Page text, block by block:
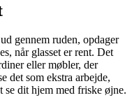
gennem ruden, opdager
når glasset er rent. Det
eller møbler, der
det som ekstra arbejde,
se dit hjem med friske øjne.